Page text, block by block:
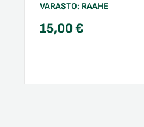
VARASTO: RAAHE
15,00€